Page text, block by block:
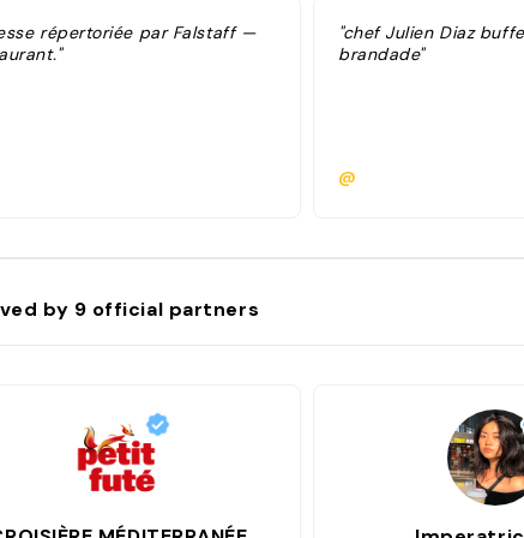
répertoriée par Falstaff —
"chef Julien Diaz
brandade"
@
by 9 official partners